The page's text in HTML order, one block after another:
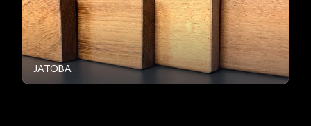
JATOBA